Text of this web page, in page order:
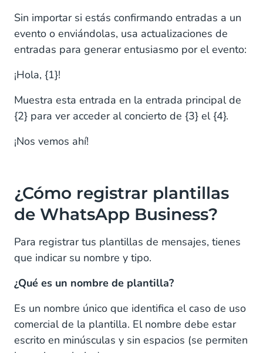
Sin importar si estás confirmando entradas a un
evento o enviándolas, usa actualizaciones de
entradas para generar entusiasmo por el evento:
¡Hola, {1}!
Muestra esta entrada en la entrada principal de
{2} para ver acceder al concierto de {3} el {4}.
¡Nos vemos ahí!
¿Cómo registrar plantillas
de WhatsApp Business?
Para registrar tus plantillas de mensajes, tienes
que indicar su nombre y tipo.
¿Qué es un nombre de plantilla?
Es un nombre único que identifica el caso de uso
comercial de la plantilla. El nombre debe estar
escrito en minúsculas y sin espacios (se permiten